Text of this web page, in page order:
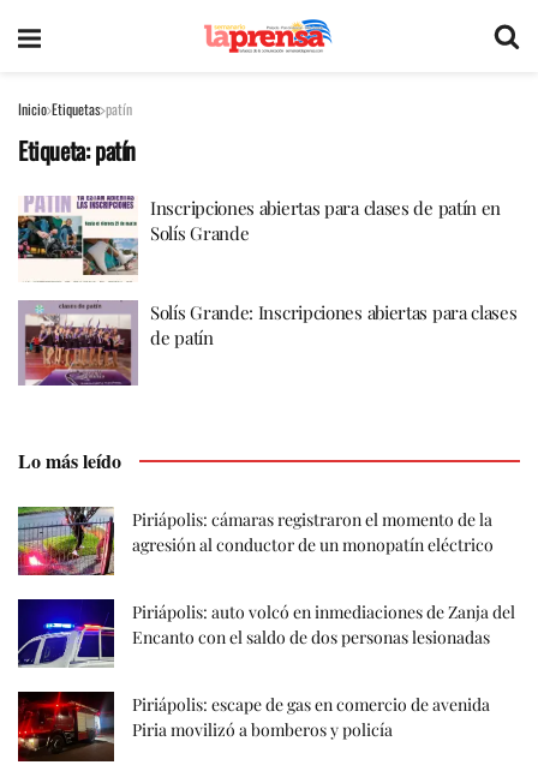
Inicio Etiquetas patín
Etiqueta:patín
Inscripciones abiertas para clases de patín en
Solís Grande
Solís Grande: Inscripciones abiertas para clases
de patín
Lo más leído
Piriápolis: cámaras registraron el momento de la
agresión al conductor de un monopatín eléctrico
Piriápolis: auto volcó en inmediaciones de Zanja del
Encanto con el saldo de dos personas lesionadas
Piriápolis: escape de gas en comercio de avenida
Piria movilizó a bomberos y policía